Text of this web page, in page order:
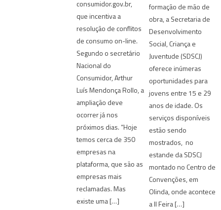
consumidor.gov.br,
que incentiva a
resolução de conflitos
de consumo on-line.
Segundo o secretário
Nacional do
Consumidor, Arthur
Luís Mendonça Rollo, a
ampliação deve
ocorrer já nos
próximos dias. “Hoje
temos cerca de 350
empresas na
plataforma, que são as
empresas mais
reclamadas. Mas
existe uma […]
formação de mão de
obra, a Secretaria de
Desenvolvimento
Social, Criança e
Juventude (SDSCJ)
oferece inúmeras
oportunidades para
jovens entre 15 e 29
anos de idade. Os
serviços disponíveis
estão sendo
mostrados, no
estande da SDSCJ
montado no Centro de
Convenções, em
Olinda, onde acontece
a II Feira […]